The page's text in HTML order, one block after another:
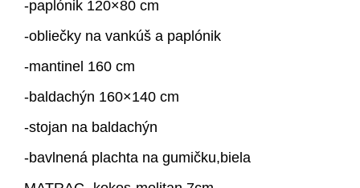
-paplónik 120×80 cm
-obliečky na vankúš a paplónik
-mantinel 160 cm
-baldachýn 160×140 cm
-stojan na baldachýn
-bavlnená plachta na gumičku,biela